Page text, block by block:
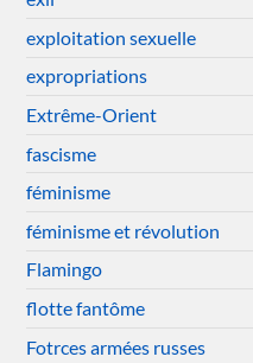
exploitation sexuelle
expropriations
Extrême-Orient
fascisme
féminisme
féminisme et révolution
Flamingo
flotte fantôme
Fotrces armées russes